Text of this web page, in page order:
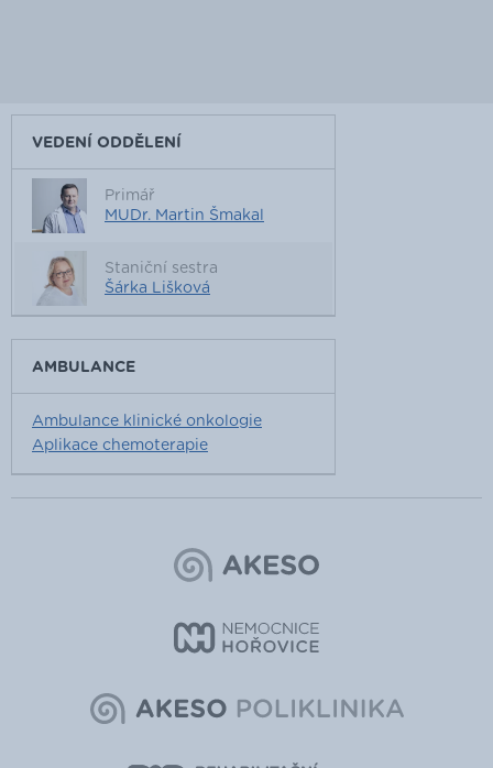
VEDENÍ ODDĚLENÍ
Primář
MUDr. Martin Šmakal
Staniční sestra
Šárka Lišková
AMBULANCE
Ambulance klinické onkologie
Aplikace chemoterapie